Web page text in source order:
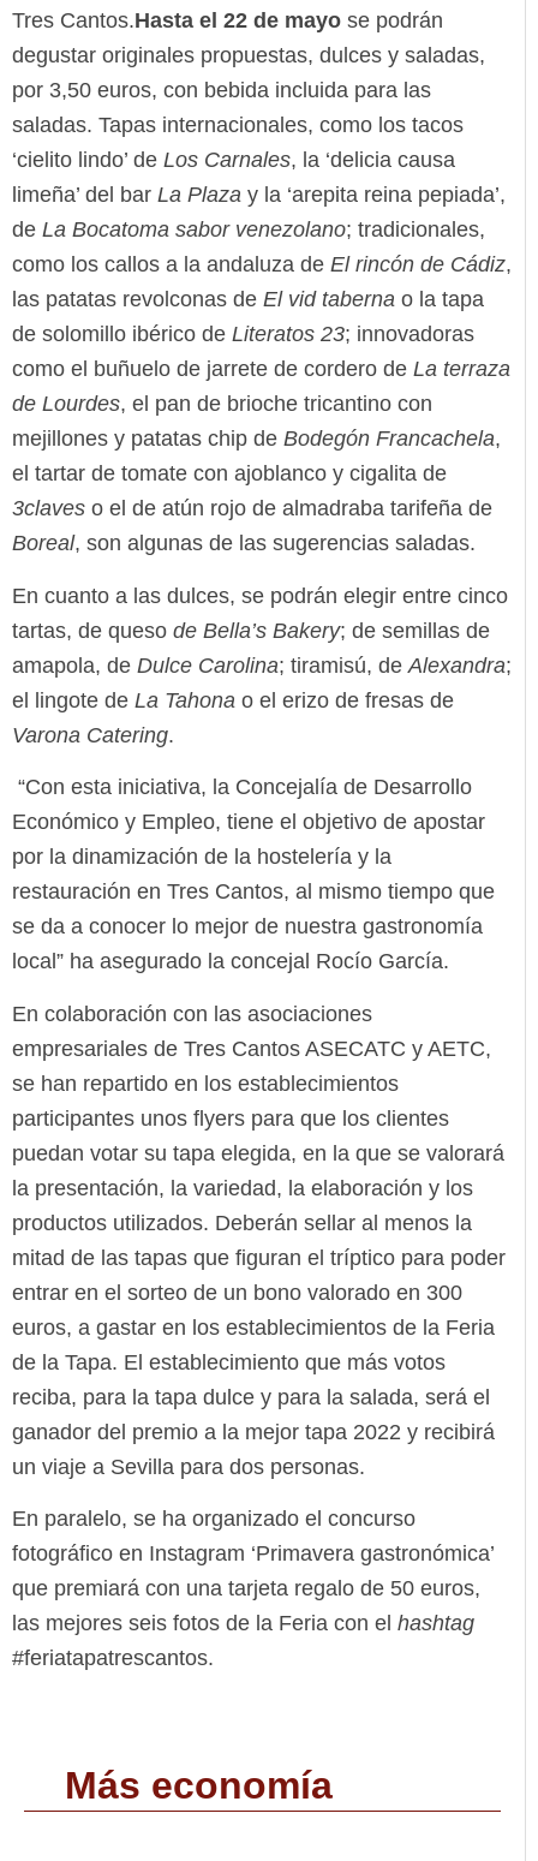
Tres Cantos.Hasta el 22 de mayo se podrán
degustar originales propuestas, dulces y saladas,
por 3,50 euros, con bebida incluida para las
saladas. Tapas internacionales, como los tacos
‘cielito lindo’ de Los Carnales, la ‘delicia causa
limeña’ del bar La Plaza y la ‘arepita reina pepiada’,
de La Bocatoma sabor venezolano; tradicionales,
como los callos a la andaluza de El rincón de Cádiz,
las patatas revolconas de El vid taberna o la tapa
de solomillo ibérico de Literatos 23; innovadoras
como el buñuelo de jarrete de cordero de La terraza
de Lourdes, el pan de brioche tricantino con
mejillones y patatas chip de Bodegón Francachela,
el tartar de tomate con ajoblanco y cigalita de
3claves o el de atún rojo de almadraba tarifeña de
Boreal, son algunas de las sugerencias saladas.
En cuanto a las dulces, se podrán elegir entre cinco
tartas, de queso de Bella’s Bakery; de semillas de
amapola, de Dulce Carolina; tiramisú, de Alexandra;
el lingote de La Tahona o el erizo de fresas de
Varona Catering.
“Con esta iniciativa, la Concejalía de Desarrollo
Económico y Empleo, tiene el objetivo de apostar
por la dinamización de la hostelería y la
restauración en Tres Cantos, al mismo tiempo que
se da a conocer lo mejor de nuestra gastronomía
local” ha asegurado la concejal Rocío García.
En colaboración con las asociaciones
empresariales de Tres Cantos ASECATC y AETC,
se han repartido en los establecimientos
participantes unos flyers para que los clientes
puedan votar su tapa elegida, en la que se valorará
la presentación, la variedad, la elaboración y los
productos utilizados. Deberán sellar al menos la
mitad de las tapas que figuran el tríptico para poder
entrar en el sorteo de un bono valorado en 300
euros, a gastar en los establecimientos de la Feria
de la Tapa. El establecimiento que más votos
reciba, para la tapa dulce y para la salada, será el
ganador del premio a la mejor tapa 2022 y recibirá
un viaje a Sevilla para dos personas.
En paralelo, se ha organizado el concurso
fotográfico en Instagram ‘Primavera gastronómica’
que premiará con una tarjeta regalo de 50 euros,
las mejores seis fotos de la Feria con el hashtag
#feriatapatrescantos.
Más economía